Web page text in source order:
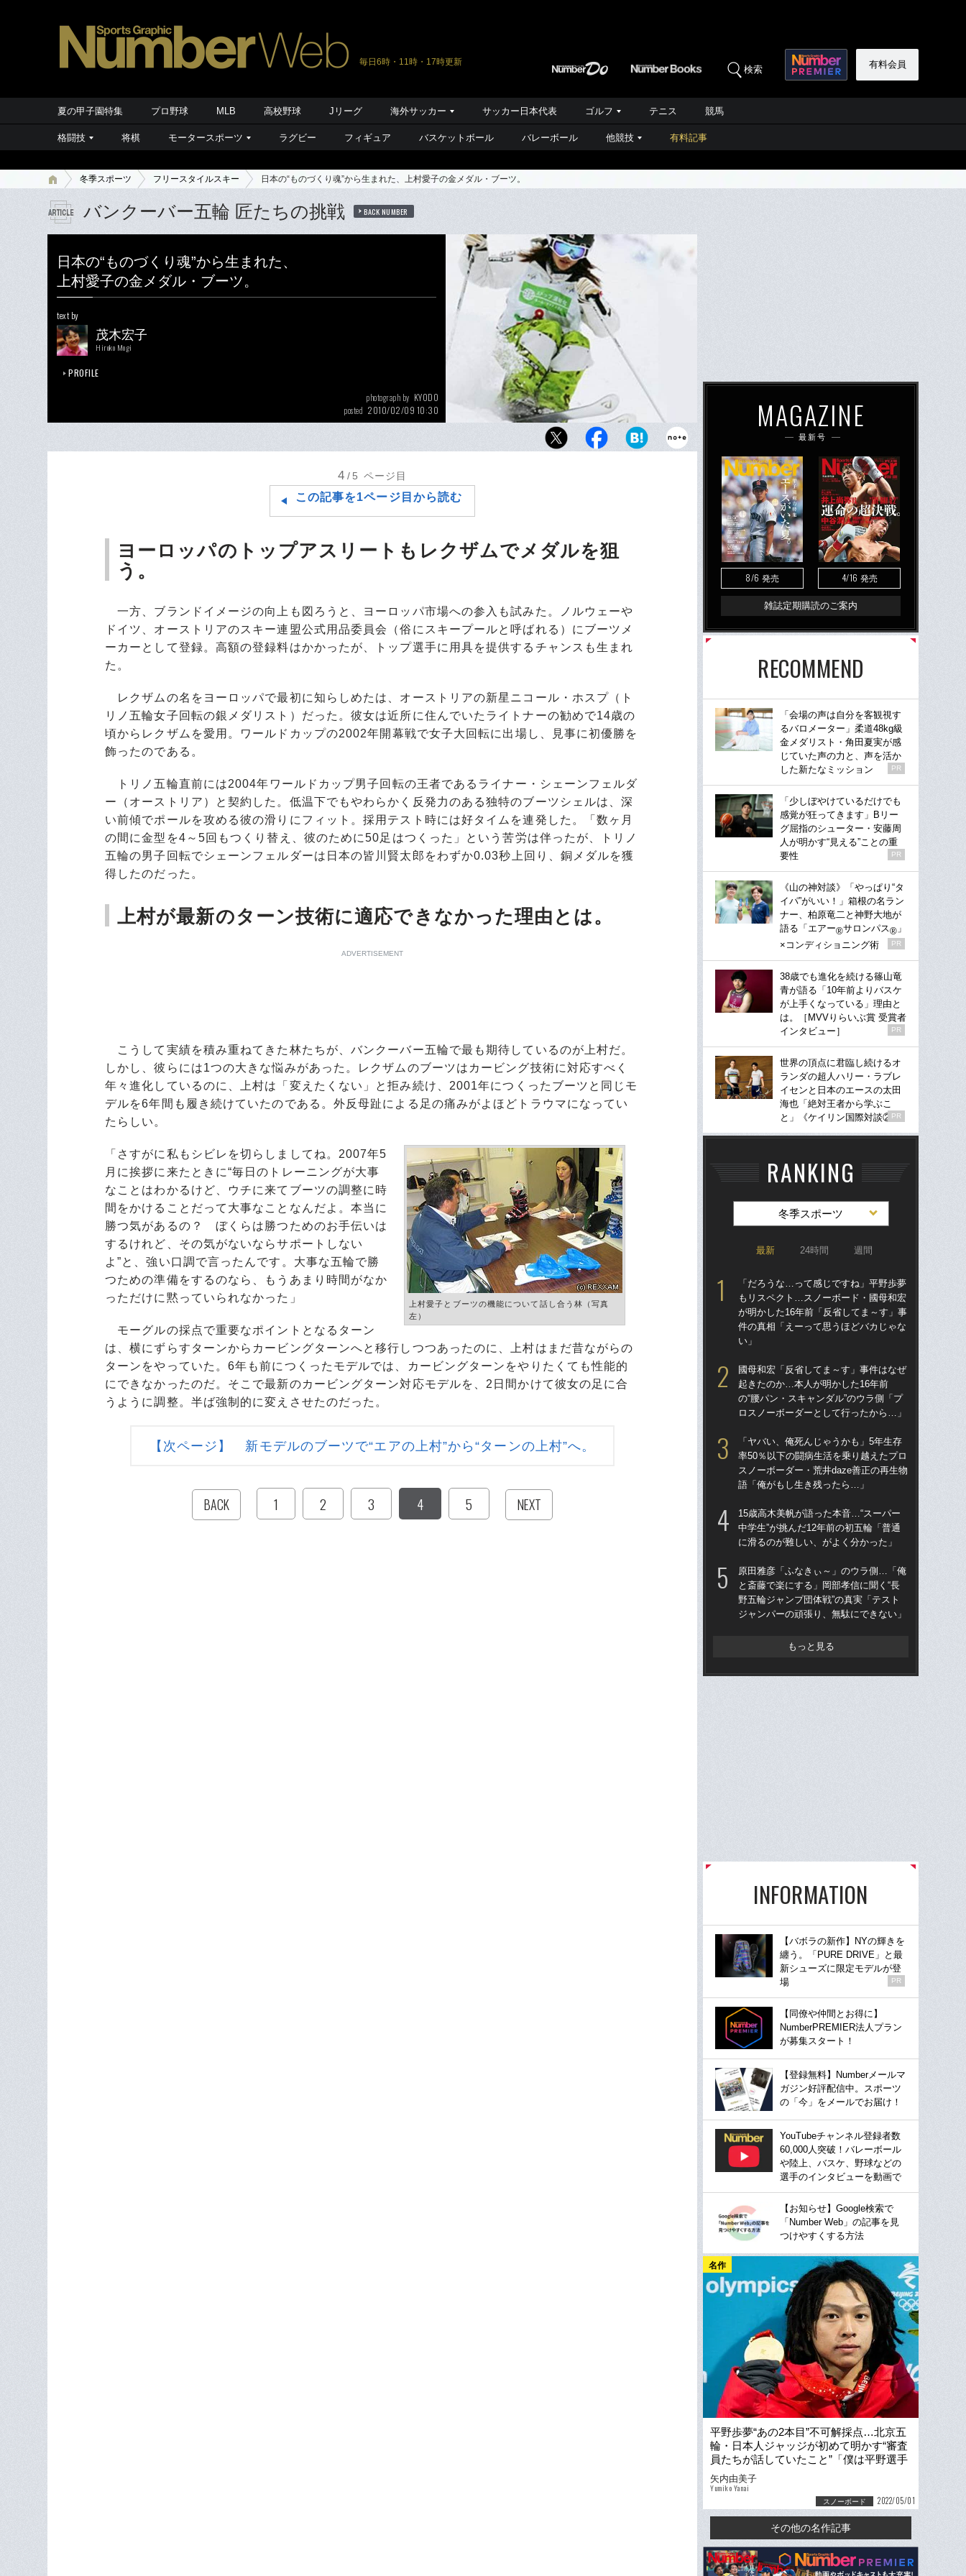
毎日6時・11時・17時更新
検索 有料会員
夏の甲子園特集 プロ野球 MLB 高校野球 Jリーグ 海外サッカー サッカー日本代表 ゴルフ テニス 競馬
格闘技 将棋 モータースポーツ ラグビー フィギュア バスケットボール バレーボール 他競技 有料記事
冬季スポーツ フリースタイルスキー 日本の“ものづくり魂”から生まれた、上村愛子の金メダル・ブーツ。
バンクーバー五輪 匠たちの挑戦 BACK NUMBER
日本の“ものづくり魂”から生まれた、
上村愛子の金メダル・ブーツ。
text by
茂木宏子
Hiroko Mogi
PROFILE
photograph by KYODO
posted 2010/02/09 10:30
4 /5 ページ目
この記事を1ページ目から読む
ヨーロッパのトップアスリートもレクザムでメダルを狙
う。
一方、ブランドイメージの向上も図ろうと、ヨーロッパ市場への参入も試みた。ノルウェーや
ドイツ、オーストリアのスキー連盟公式用品委員会（俗にスキープールと呼ばれる）にブーツメ
ーカーとして登録。高額の登録料はかかったが、トップ選手に用具を提供するチャンスも生まれ
た。
レクザムの名をヨーロッパで最初に知らしめたは、オーストリアの新星ニコール・ホスプ（ト
リノ五輪女子回転の銀メダリスト）だった。彼女は近所に住んでいたライトナーの勧めで14歳の
頃からレクザムを愛用。ワールドカップの2002年開幕戦で女子大回転に出場し、見事に初優勝を
飾ったのである。
トリノ五輪直前には2004年ワールドカップ男子回転の王者であるライナー・シェーンフェルダ
ー（オーストリア）と契約した。低温下でもやわらかく反発力のある独特のブーツシェルは、深
い前傾でポールを攻める彼の滑りにフィット。採用テスト時には好タイムを連発した。「数ヶ月
の間に金型を4～5回もつくり替え、彼のために50足はつくった」という苦労は伴ったが、トリノ
五輪の男子回転でシェーンフェルダーは日本の皆川賢太郎をわずか0.03秒上回り、銅メダルを獲
得したのだった。
上村が最新のターン技術に適応できなかった理由とは。
ADVERTISEMENT
こうして実績を積み重ねてきた林たちが、バンクーバー五輪で最も期待しているのが上村だ。
しかし、彼らには1つの大きな悩みがあった。レクザムのブーツはカービング技術に対応すべく
年々進化しているのに、上村は「変えたくない」と拒み続け、2001年につくったブーツと同じモ
デルを6年間も履き続けていたのである。外反母趾による足の痛みがよほどトラウマになってい
たらしい。
上村愛子とブーツの機能について話し合う林（写真
左）
「さすがに私もシビレを切らしましてね。2007年5
月に挨拶に来たときに“毎日のトレーニングが大事
なことはわかるけど、ウチに来てブーツの調整に時
間をかけることだって大事なことなんだよ。本当に
勝つ気があるの？ ぼくらは勝つためのお手伝いは
するけれど、その気がないならサポートしない
よ”と、強い口調で言ったんです。大事な五輪で勝
つための準備をするのなら、もうあまり時間がなか
っただけに黙っていられなかった」
モーグルの採点で重要なポイントとなるターン
は、横にずらすターンからカービングターンへと移行しつつあったのに、上村はまだ昔ながらの
ターンをやっていた。6年も前につくったモデルでは、カービングターンをやりたくても性能的
にできなかったのだ。そこで最新のカービングターン対応モデルを、2日間かけて彼女の足に合
うように調整。半ば強制的に変えさせたのだった。
【次ページ】 新モデルのブーツで“エアの上村”から“ターンの上村”へ。
BACK 1 2 3 4 5 NEXT
MAGAZINE
最新号
8/6 発売 4/16 発売
雑誌定期購読のご案内
RECOMMEND
「会場の声は自分を客観視す
るバロメーター」柔道48kg級
金メダリスト・角田夏実が感
じていた声の力と、声を活か
した新たなミッション
PR
「少しぼやけているだけでも
感覚が狂ってきます」Bリー
グ屈指のシューター・安藤周
人が明かす“見える”ことの重
要性
PR
《山の神対談》「やっぱり“タ
イパ”がいい！」箱根の名ラン
ナー、柏原竜二と神野大地が
語る「エアー®サロンパス® 」
×コンディショニング術
PR
38歳でも進化を続ける篠山竜
青が語る「10年前よりバスケ
が上手くなっている」理由と
は。［MVVりらいぶ賞 受賞者
インタビュー］
PR
世界の頂点に君臨し続けるオ
ランダの超人ハリー・ラブレ
イセンと日本のエースの太田
海也「絶対王者から学ぶこ
と」《ケイリン国際対談②》
PR
RANKING
冬季スポーツ
最新 24時間 週間
「だろうな…って感じですね」平野歩夢
もリスペクト…スノーボード・國母和宏
が明かした16年前「反省してま～す」事
件の真相「えーって思うほどバカじゃな
い」
國母和宏「反省してま～す」事件はなぜ
起きたのか…本人が明かした16年前
の“腰パン・スキャンダル”のウラ側「プ
ロスノーボーダーとして行ったから…」
「ヤバい、俺死んじゃうかも」5年生存
率50％以下の闘病生活を乗り越えたプロ
スノーボーダー・荒井daze善正の再生物
語「俺がもし生き残ったら…」
15歳高木美帆が語った本音…“スーパー
中学生”が挑んだ12年前の初五輪「普通
に滑るのが難しい、がよく分かった」
原田雅彦「ふなきぃ～」のウラ側…「俺
と斎藤で楽にする」岡部孝信に聞く“長
野五輪ジャンプ団体戦”の真実「テスト
ジャンパーの頑張り、無駄にできない」
もっと見る
INFORMATION
【バボラの新作】NYの輝きを
纏う。「PURE DRIVE」と最
新シューズに限定モデルが登
場
PR
【同僚や仲間とお得に】
NumberPREMIER法人プラン
が募集スタート！
【登録無料】Numberメールマ
ガジン好評配信中。スポーツ
の「今」をメールでお届け！
YouTubeチャンネル登録者数
60,000人突破！バレーボール
や陸上、バスケ、野球などの
選手のインタビューを動画で
【お知らせ】Google検索で
「Number Web」の記事を見
つけやすくする方法
名作
平野歩夢“あの2本目”不可解採点…北京五
輪・日本人ジャッジが初めて明かす“審査
員たちが話していたこと”「僕は平野選手
を上にしましたが…」
矢内由美子
Yumiko Yanai
スノーボード 2022/05/01
その他の名作記事